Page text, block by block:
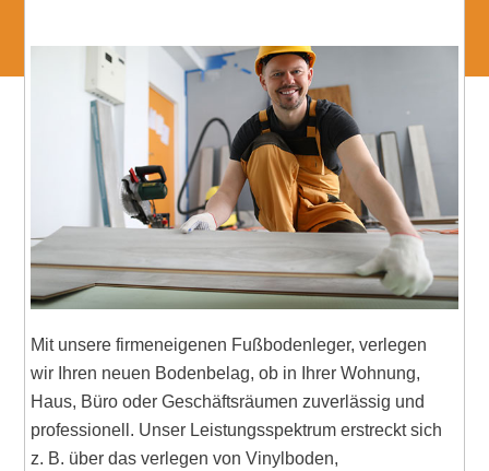
Mit unsere firmeneigenen Fußbodenleger, verlegen
wir Ihren neuen Bodenbelag, ob in Ihrer Wohnung,
Haus, Büro oder Geschäftsräumen zuverlässig und
professionell. Unser Leistungsspektrum erstreckt sich
z. B. über das verlegen von Vinylboden,